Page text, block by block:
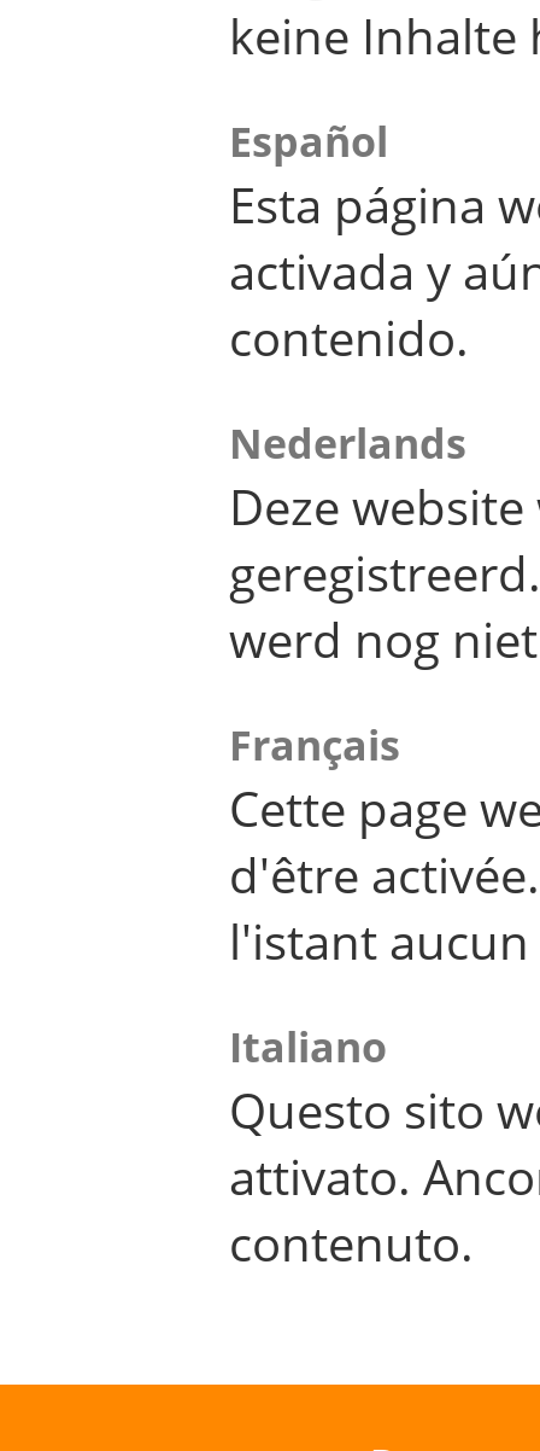
keine Inhalte
Español
Esta página
activada y
contenido.
Nederlands
Deze
werd nog
Français
Cette page
d'être
l'istant
Italiano
Questo sito
attivato.
contenuto.